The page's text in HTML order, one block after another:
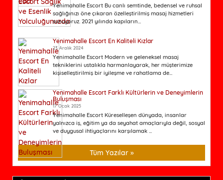
Yenimahalle Escort Bu canlı semtinde, bedensel ve ruhsal
sağlığınızı öne çıkaran özelleştirilmiş masaj hizmetleri
sunuyoruz. 2021 yılında kapıların...
Yenimahalle Escort En Kaliteli Kızlar
23 Aralık 2024
Yenimahalle Escort Modern ve geleneksel masaj
tekniklerini ustalıkla harmanlayarak, her müşterimize
kişiselleştirilmiş bir iyileşme ve rahatlama de...
Yenimahalle Escort Farklı Kültürlerin ve Deneyimlerin
Buluşması
17 Ocak 2025
Yenimahalle Escort Küreselleşen dünyada, insanlar
yalnızca iş, eğitim ya da seyahat amaçlarıyla değil, sosyal
ve duygusal ihtiyaçlarını karşılamak ...
Tüm Yazılar »